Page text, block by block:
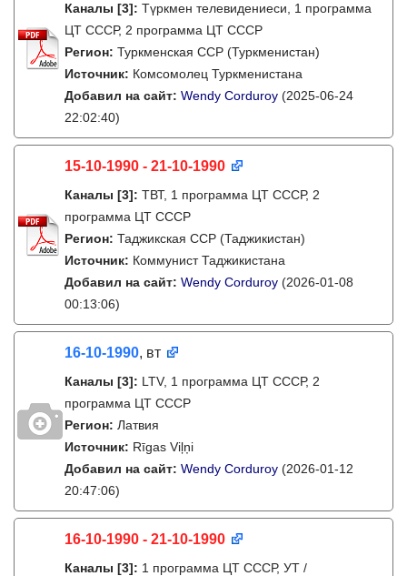
Каналы [3]: Түркмен телевидениеси, 1 программа
ЦТ СССР, 2 программа ЦТ СССР
Регион: Туркменская ССР (Туркменистан)
Источник: Комсомолец Туркменистана
Добавил на сайт: Wendy Corduroy (2025-06-24
22:02:40)
15-10-1990 - 21-10-1990
Каналы [3]: ТВТ, 1 программа ЦТ СССР, 2
программа ЦТ СССР
Регион: Таджикская ССР (Таджикистан)
Источник: Коммунист Таджикистана
Добавил на сайт: Wendy Corduroy (2026-01-08
00:13:06)
16-10-1990, вт
Каналы [3]: LTV, 1 программа ЦТ СССР, 2
программа ЦТ СССР
Регион: Латвия
Источник: Rīgas Viļņi
Добавил на сайт: Wendy Corduroy (2026-01-12
20:47:06)
16-10-1990 - 21-10-1990
Каналы [3]: 1 программа ЦТ СССР, УТ /